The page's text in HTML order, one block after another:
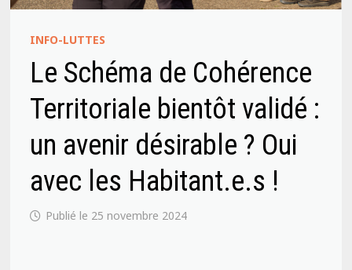
INFO-LUTTES
Le Schéma de Cohérence
Territoriale bientôt validé :
un avenir désirable ? Oui
avec les Habitant.e.s !
25 novembre 2024